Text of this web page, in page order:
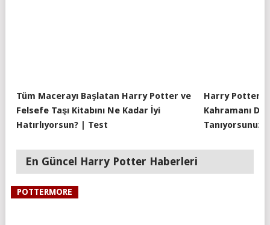
Tüm Macerayı Başlatan Harry Potter ve
Felsefe Taşı Kitabını Ne Kadar İyi
Hatırlıyorsun? | Test
Harry Potter
Kahramanı
En Güncel Harry Potter Haberleri
POTTERMORE